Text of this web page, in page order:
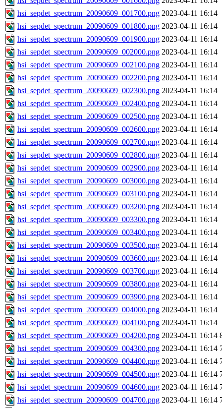
hsi_sepdet_spectrum_20090609_001700.png 2023-04-11 16:14
hsi_sepdet_spectrum_20090609_001800.png 2023-04-11 16:14
hsi_sepdet_spectrum_20090609_001900.png 2023-04-11 16:14
hsi_sepdet_spectrum_20090609_002000.png 2023-04-11 16:14
hsi_sepdet_spectrum_20090609_002100.png 2023-04-11 16:14
hsi_sepdet_spectrum_20090609_002200.png 2023-04-11 16:14
hsi_sepdet_spectrum_20090609_002300.png 2023-04-11 16:14
hsi_sepdet_spectrum_20090609_002400.png 2023-04-11 16:14
hsi_sepdet_spectrum_20090609_002500.png 2023-04-11 16:14
hsi_sepdet_spectrum_20090609_002600.png 2023-04-11 16:14
hsi_sepdet_spectrum_20090609_002700.png 2023-04-11 16:14
hsi_sepdet_spectrum_20090609_002800.png 2023-04-11 16:14
hsi_sepdet_spectrum_20090609_002900.png 2023-04-11 16:14
hsi_sepdet_spectrum_20090609_003000.png 2023-04-11 16:14
hsi_sepdet_spectrum_20090609_003100.png 2023-04-11 16:14
hsi_sepdet_spectrum_20090609_003200.png 2023-04-11 16:14
hsi_sepdet_spectrum_20090609_003300.png 2023-04-11 16:14
hsi_sepdet_spectrum_20090609_003400.png 2023-04-11 16:14
hsi_sepdet_spectrum_20090609_003500.png 2023-04-11 16:14
hsi_sepdet_spectrum_20090609_003600.png 2023-04-11 16:14
hsi_sepdet_spectrum_20090609_003700.png 2023-04-11 16:14
hsi_sepdet_spectrum_20090609_003800.png 2023-04-11 16:14
hsi_sepdet_spectrum_20090609_003900.png 2023-04-11 16:14
hsi_sepdet_spectrum_20090609_004000.png 2023-04-11 16:14
hsi_sepdet_spectrum_20090609_004100.png 2023-04-11 16:14
hsi_sepdet_spectrum_20090609_004200.png 2023-04-11 16:14
hsi_sepdet_spectrum_20090609_004300.png 2023-04-11 16:14
hsi_sepdet_spectrum_20090609_004400.png 2023-04-11 16:14
hsi_sepdet_spectrum_20090609_004500.png 2023-04-11 16:14
hsi_sepdet_spectrum_20090609_004600.png 2023-04-11 16:14
hsi_sepdet_spectrum_20090609_004700.png 2023-04-11 16:14